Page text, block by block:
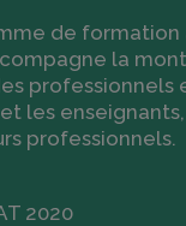
de
la
professionnels
les
professionnels.
2020